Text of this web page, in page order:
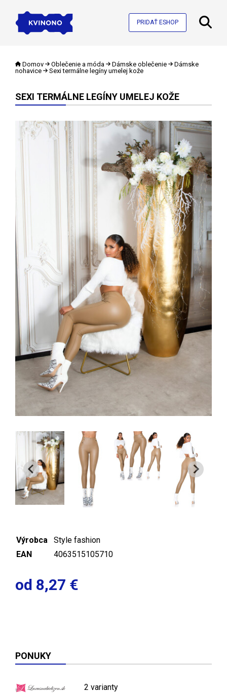
PRIDAŤ ESHOP
Domov Oblečenie a móda Dámske oblečenie
Dámske
nohavice
Sexi termálne legíny umelej kože
SEXI TERMÁLNE LEGÍNY UMELEJ KOŽE
Výrobca
Style fashion
EAN
4063515105710
od 8,27 €
PONUKY
2 varianty